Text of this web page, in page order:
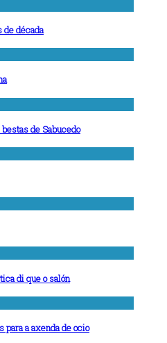
de década
de Sabucedo
di que o salón
para a axenda de ocio